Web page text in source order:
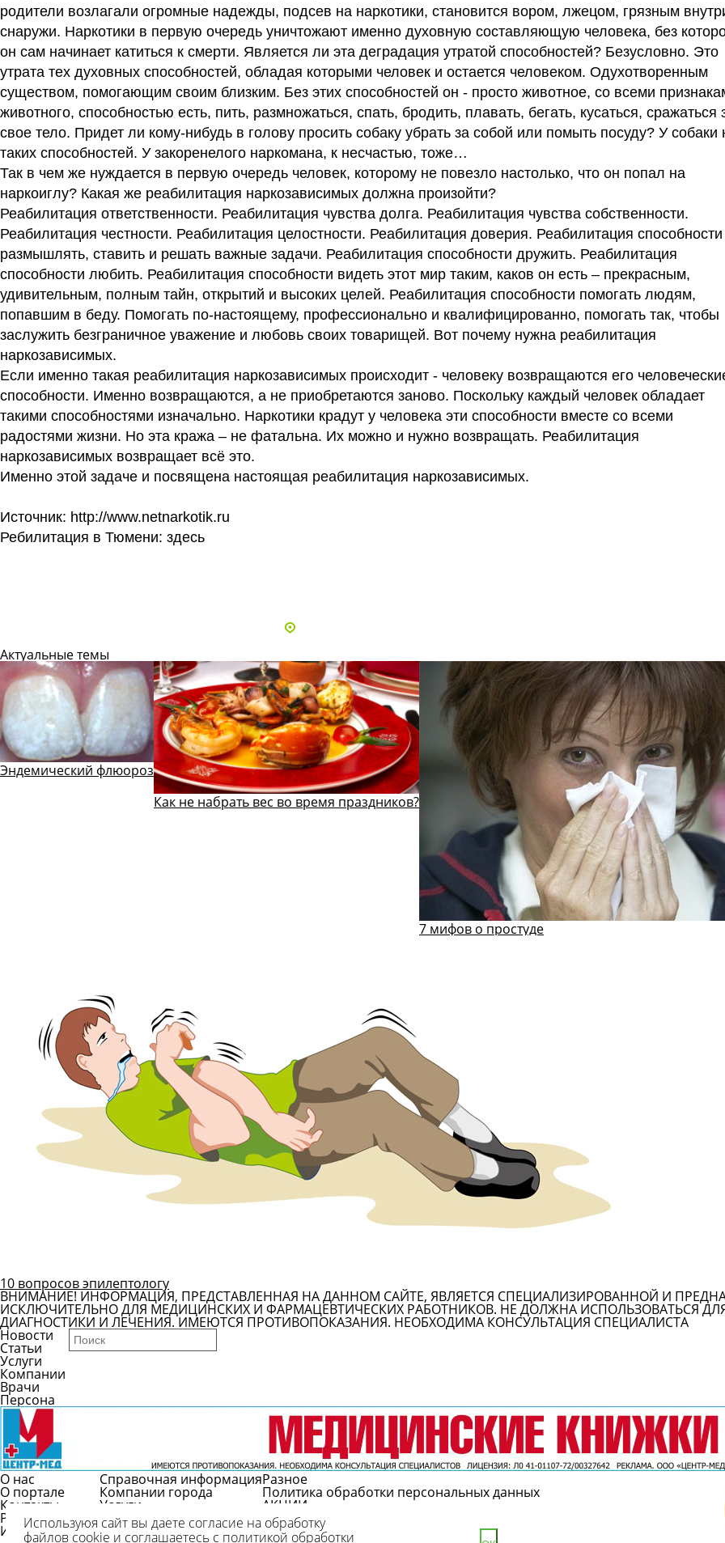
родители возлагали огромные надежды, подсев на наркотики, становится вором, лжецом, грязным
снаружи. Наркотики в первую очередь уничтожают именно духовную составляющую человека, без
он сам начинает катиться к смерти. Является ли эта деградация утратой способностей? Безусловно. Это
утрата тех духовных способностей, обладая которыми человек и остается человеком. Одухотворенным
существом, помогающим своим близким. Без этих способностей он - просто животное, со всеми
животного, способностью есть, пить, размножаться, спать, бродить, плавать, бегать, кусаться, сражаться
свое тело. Придет ли кому-нибудь в голову просить собаку убрать за собой или помыть посуду? У собаки
таких способностей. У закоренелого наркомана, к несчастью, тоже…
Так в чем же нуждается в первую очередь человек, которому не повезло настолько, что он попал на
наркоиглу? Какая же реабилитация наркозависимых должна произойти?
Реабилитация ответственности. Реабилитация чувства долга. Реабилитация чувства собственности.
Реабилитация честности. Реабилитация целостности. Реабилитация доверия. Реабилитация способности
размышлять, ставить и решать важные задачи. Реабилитация способности дружить. Реабилитация
способности любить. Реабилитация способности видеть этот мир таким, каков он есть – прекрасным,
удивительным, полным тайн, открытий и высоких целей. Реабилитация способности помогать людям,
попавшим в беду. Помогать по-настоящему, профессионально и квалифицированно, помогать так, чтобы
заслужить безграничное уважение и любовь своих товарищей. Вот почему нужна реабилитация
наркозависимых.
Если именно такая реабилитация наркозависимых происходит - человеку возвращаются его
способности. Именно возвращаются, а не приобретаются заново. Поскольку каждый человек обладает
такими способностями изначально. Наркотики крадут у человека эти способности вместе со всеми
радостями жизни. Но эта кража – не фатальна. Их можно и нужно возвращать. Реабилитация
наркозависимых возвращает всё это.
Именно этой задаче и посвящена настоящая реабилитация наркозависимых.
Источник: http://www.netnarkotik.ru
Ребилитация в Тюмени: здесь
Актуальные темы
Эндемический флюороз
Как не набрать вес во время праздников?
7 мифов о простуде
10 вопросов эпилептологу
ВНИМАНИЕ! ИНФОРМАЦИЯ, ПРЕДСТАВЛЕННАЯ НА ДАННОМ САЙТЕ, ЯВЛЯЕТСЯ СПЕЦИАЛИЗИРОВАННОЙ И
ИСКЛЮЧИТЕЛЬНО ДЛЯ МЕДИЦИНСКИХ И ФАРМАЦЕВТИЧЕСКИХ РАБОТНИКОВ. НЕ ДОЛЖНА ИСПОЛЬЗОВАТЬСЯ
ДИАГНОСТИКИ И ЛЕЧЕНИЯ. ИМЕЮТСЯ ПРОТИВОПОКАЗАНИЯ. НЕОБХОДИМА КОНСУЛЬТАЦИЯ СПЕЦИАЛИСТА
Новости
Статьи
Услуги
Компании
Врачи
Персона
О нас
О портале
Контакты
Реклама
Использование
Справочная информация
Компании города
Услуги
Врачи
Справочник болезней
Разное
Политика обработки персональных данных
АКЦИИ
Используюя сайт вы даете согласие на обработку
файлов cookie и соглашаетесь с политикой обработки